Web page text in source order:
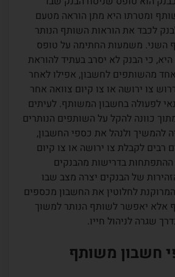
ומטרתו היא מתן הוראה מטעם
לכבד את הוראות השותף הנותר
השני. משמעות החתימה על טופס
כי הבנק לא יסרב בעתיד להוראת
מהשותפים לחשבון, אפילו לאחר
צו ירושה או צו קיום צוואה אחר
לפעולה בחשבון המשותף. לעיתים
כוונה להקל על השותפים הנותרים
להמשיך ולנהל את כספי החשבון,
רבים לקבלת צו ירושה או צו קיום
ההתפתחות בדרישות מהבנקים
של הבנקים יצרה מצב שבו
לחלוטין את החשבון מכספים
אלא יאפשר לשותף הנותר למשוך
שגרה לניהול חייו.
חשבון משותף